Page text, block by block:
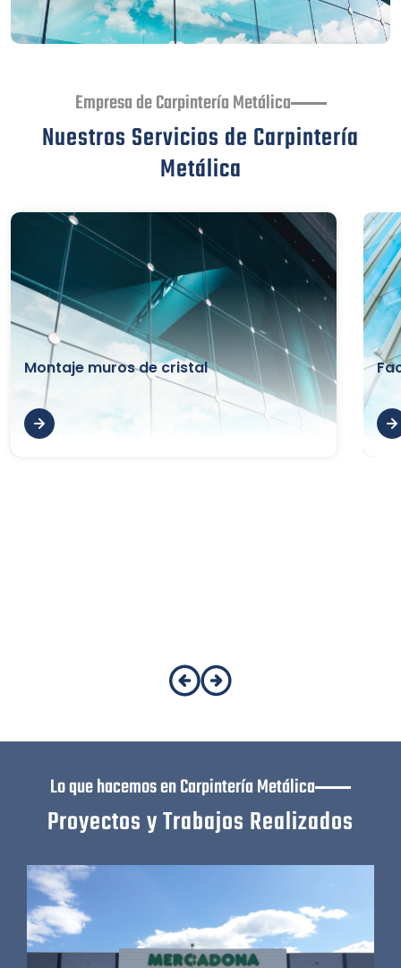
Empresa de Carpintería Metálica
Nuestros Servicios de Carpintería
Metálica
Montaje muros de cristal
Leer Más
Lo que hacemos en Carpintería Metálica
Proyectos y Trabajos Realizados